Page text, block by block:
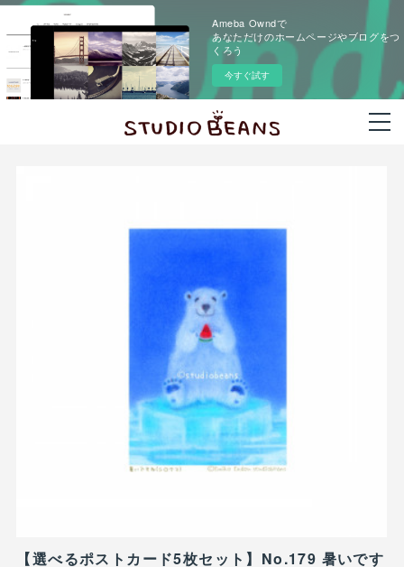
Ameba Owndで
あなただけのホームページやブログをつ
くろう
今すぐ試す
【選べるポストカード5枚セット】No.179 暑いです